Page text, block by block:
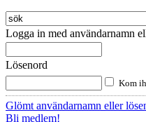
Logga in med användarnamn
Lösenord
Kom
Glömt användarnamn eller
Bli medlem!